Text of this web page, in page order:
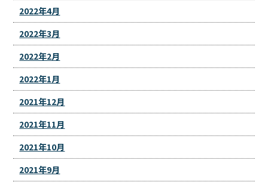
2022年4月
2022年3月
2022年2月
2022年1月
2021年12月
2021年11月
2021年10月
2021年9月